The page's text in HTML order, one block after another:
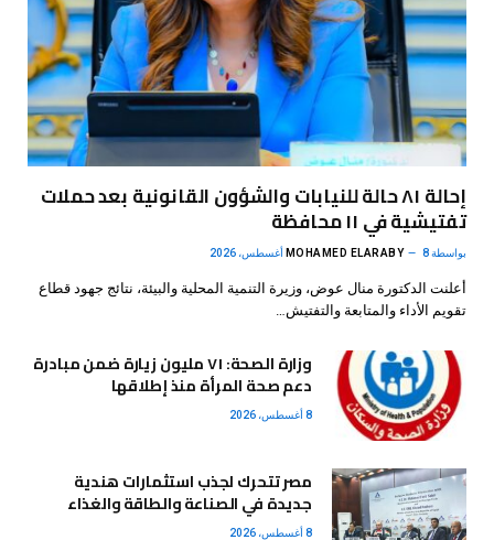
إحالة ٨١ حالة للنيابات والشؤون القانونية بعد حملات
تفتيشية في ١١ محافظة
بواسطة MOHAMED ELARABY 8 أغسطس، 2026
أعلنت الدكتورة منال عوض، وزيرة التنمية المحلية والبيئة، نتائج جهود قطاع
تقويم الأداء والمتابعة والتفتيش…
وزارة الصحة: ٧١ مليون زيارة ضمن مبادرة
دعم صحة المرأة منذ إطلاقها
8 أغسطس، 2026
مصر تتحرك لجذب استثمارات هندية
جديدة في الصناعة والطاقة والغذاء
8 أغسطس، 2026